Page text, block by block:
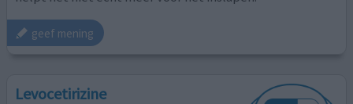
geef mening
Levocetirizine